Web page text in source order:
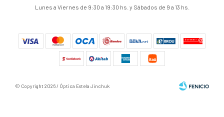
Lunes a Viernes de 9:30 a 19:30 hs. y Sábados de 9 a 13 hs.
© Copyright 2026 / Óptica Estela Jinchuk